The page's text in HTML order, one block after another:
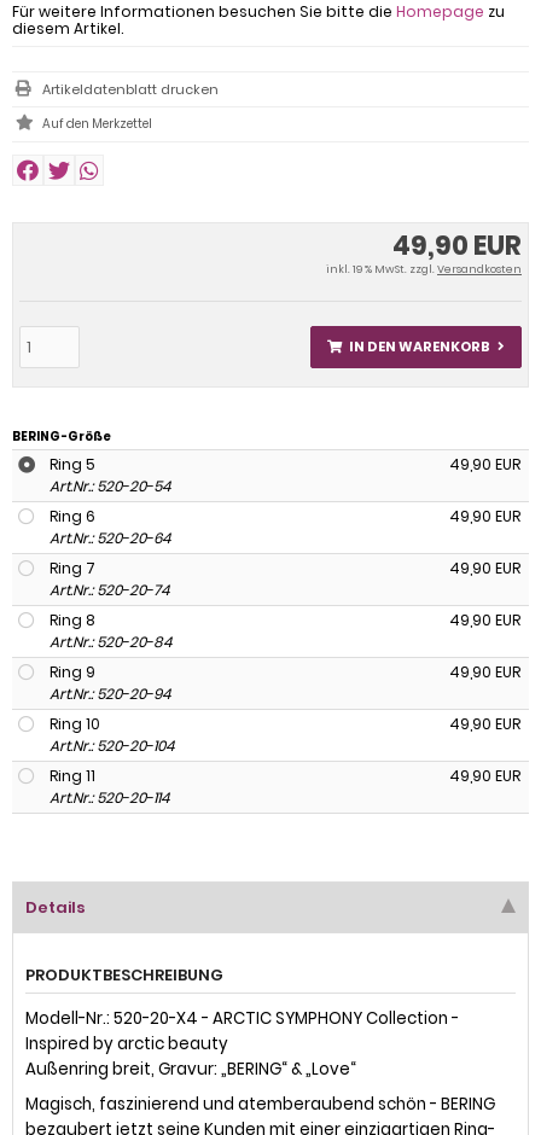
49,90 EUR
inkl. 19 % MwSt. zzgl.Versandkosten
IN DEN WARENKORB
Für weitere Informationen besuchen Sie bitte die Homepage zu
diesem Artikel.
Artikeldatenblatt drucken
BERING-Größe
Ring 5
49,90 EUR
Art.Nr.: 520-20-54
Ring 6
49,90 EUR
Art.Nr.: 520-20-64
Ring 7
49,90 EUR
Art.Nr.: 520-20-74
Ring 8
49,90 EUR
Art.Nr.: 520-20-84
Ring 9
49,90 EUR
Art.Nr.: 520-20-94
Ring 10
49,90 EUR
Art.Nr.: 520-20-104
Ring 11
49,90 EUR
Art.Nr.: 520-20-114
Details
PRODUKTBESCHREIBUNG
Modell-Nr.: 520-20-X4 - ARCTIC SYMPHONY Collection -
Inspired by arctic beauty
Außenring breit, Gravur: „BERING“ & „Love“
Magisch, faszinierend und atemberaubend schön - BERING
bezaubert jetzt seine Kunden mit einer einzigartigen Ring-